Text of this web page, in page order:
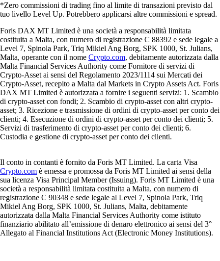
*Zero commissioni di trading fino al limite di transazioni previsto dal
tuo livello Level Up. Potrebbero applicarsi altre commissioni e spread.
Foris DAX MT Limited è una società a responsabilità limitata
costituita a Malta, con numero di registrazione C 88392 e sede legale a
Level 7, Spinola Park, Triq Mikiel Ang Borg, SPK 1000, St. Julians,
Malta, operante con il nome Crypto.com, debitamente autorizzata dalla
Malta Financial Services Authority come Fornitore di servizi di
Crypto-Asset ai sensi del Regolamento 2023/1114 sui Mercati dei
Crypto-Asset, recepito a Malta dal Markets in Crypto Assets Act. Foris
DAX MT Limited è autorizzata a fornire i seguenti servizi: 1. Scambio
di crypto-asset con fondi; 2. Scambio di crypto-asset con altri crypto-
asset; 3. Ricezione e trasmissione di ordini di crypto-asset per conto dei
clienti; 4. Esecuzione di ordini di crypto-asset per conto dei clienti; 5.
Servizi di trasferimento di crypto-asset per conto dei clienti; 6.
Custodia e gestione di crypto-asset per conto dei clienti.
Il conto in contanti è fornito da Foris MT Limited. La carta Visa
Crypto.com è emessa e promossa da Foris MT Limited ai sensi della
sua licenza Visa Principal Member (Issuing). Foris MT Limited è una
società a responsabilità limitata costituita a Malta, con numero di
registrazione C 90348 e sede legale al Level 7, Spinola Park, Triq
Mikiel Ang Borg, SPK 1000, St. Julians, Malta, debitamente
autorizzata dalla Malta Financial Services Authority come istituto
finanziario abilitato all’emissione di denaro elettronico ai sensi del 3°
Allegato al Financial Institutions Act (Electronic Money Institutions).